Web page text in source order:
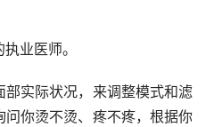
业医师。
实际状况，来调整模式和滤
你烫不烫、疼不疼，根据你